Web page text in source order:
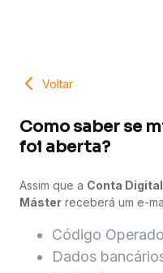
Voltar
Como saber se
foi aberta?
Assim que a Conta
Máster receberá um e-
Código
Dados